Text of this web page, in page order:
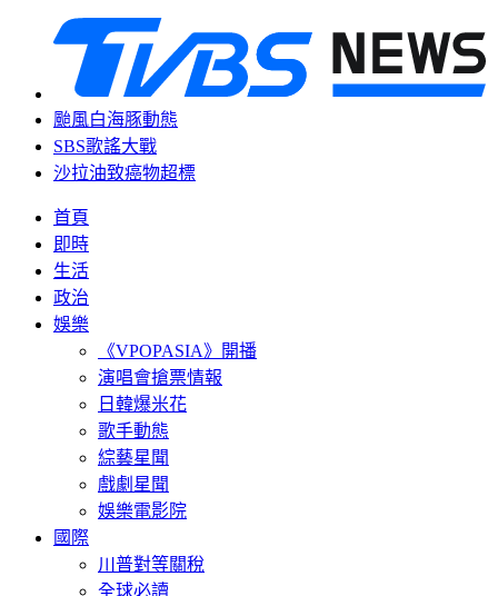
颱風白海豚動態
SBS歌謠大戰
沙拉油致癌物超標
首頁
即時
生活
政治
娛樂
《VPOPASIA》開播
演唱會搶票情報
日韓爆米花
歌手動態
綜藝星聞
戲劇星聞
娛樂電影院
國際
川普對等關稅
全球必讀